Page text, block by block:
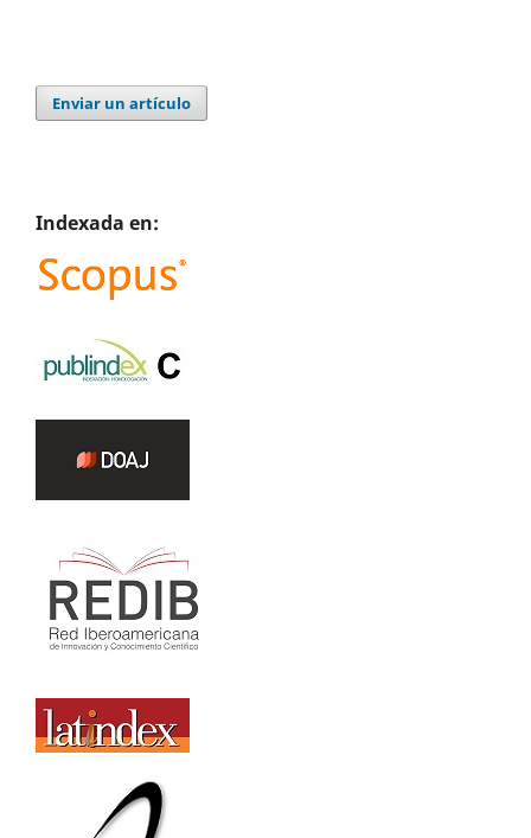
Enviar un artículo
Indexada en: